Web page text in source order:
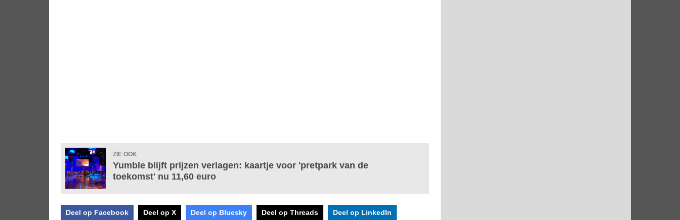
ZIE OOK
Yumble blijft prijzen verlagen: kaartje voor 'pretpark van de
toekomst' nu 11,60 euro
Deel op Facebook Deel op X Deel op Bluesky Deel op Threads Deel op LinkedIn